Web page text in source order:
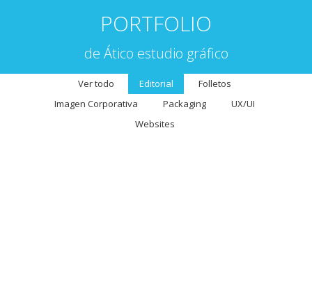
PORTFOLIO
de Ático estudio gráfico
Ver todo Editorial
Folletos
Imagen Corporativa
Packaging
UX/UI
Websites